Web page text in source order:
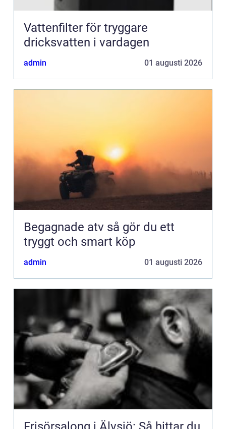
Vattenfilter för tryggare
dricksvatten i vardagen
admin 01 augusti 2026
Begagnade atv så gör du ett
tryggt och smart köp
admin 01 augusti 2026